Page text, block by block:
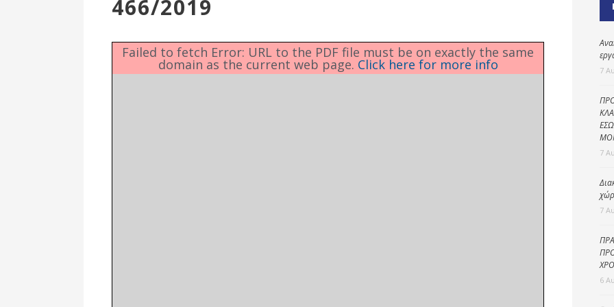
Επιτροπή
Ενότητες
Δημοτική
αστυνομία
466/2019
Failed to fetch Error: URL to the PDF file must be on exactly the same
domain as the current web page. Click here for more info 7
7
7
6